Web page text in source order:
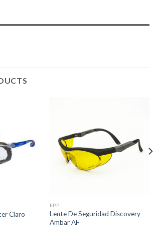
Claro
EPP
Lente De Seguridad Discovery
Ambar AF